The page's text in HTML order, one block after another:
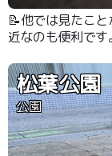
📝他では見たこ
近なのも便利です。
松葉公園
公園